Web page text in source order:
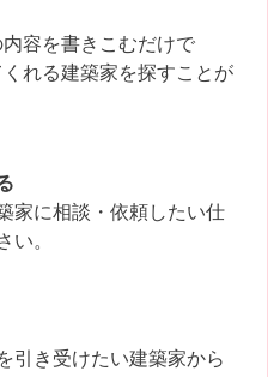
容を書きこむだけで
れる建築家を探すことが
家に相談・依頼したい仕
。
引き受けたい建築家から